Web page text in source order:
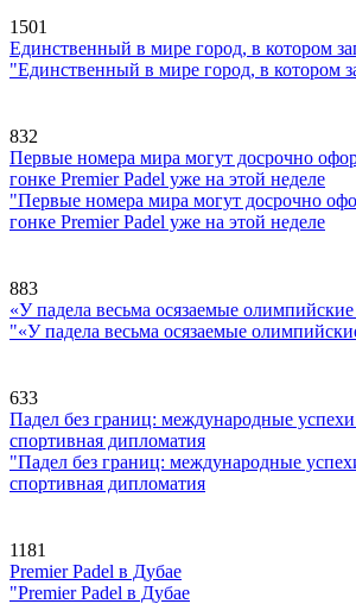
1501
Единственный в мире город, в котором
"Единственный в мире город, в котором
832
Первые номера мира могут досрочно
гонке Premier Padel уже на этой неделе
"Первые номера мира могут досрочно
гонке Premier Padel уже на этой неделе
883
«У падела весьма осязаемые
"«У падела весьма осязаемые
633
Падел без границ: международные
спортивная дипломатия
"Падел без границ: международные
спортивная дипломатия
1181
Premier Padel в Дубае
"Premier Padel в Дубае